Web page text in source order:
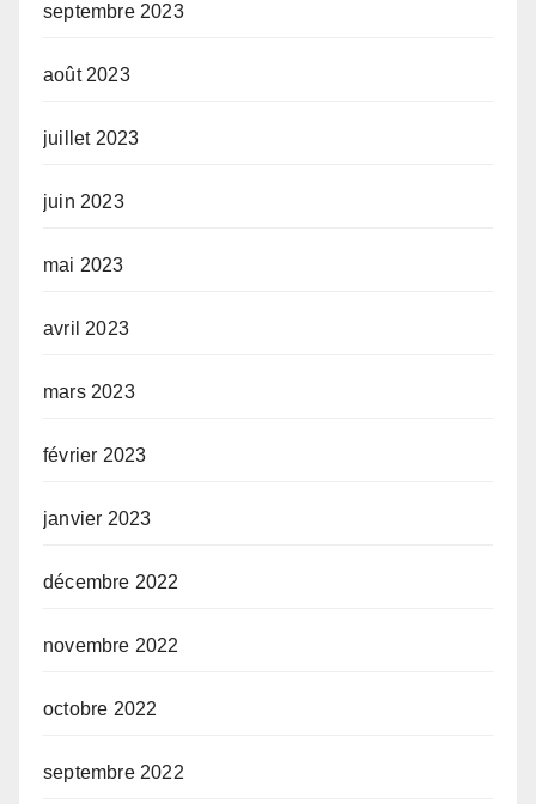
septembre 2023
août 2023
juillet 2023
juin 2023
mai 2023
avril 2023
mars 2023
février 2023
janvier 2023
décembre 2022
novembre 2022
octobre 2022
septembre 2022